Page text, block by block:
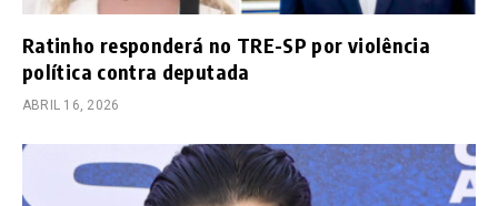
Ratinho responderá no TRE-SP por violência
política contra deputada
ABRIL 16, 2026